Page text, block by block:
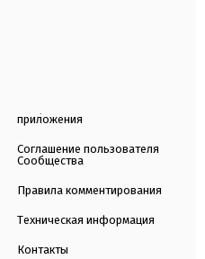
приложения
Соглашение пользователя
Сообщества
Правила комментирования
Техническая информация
Контакты